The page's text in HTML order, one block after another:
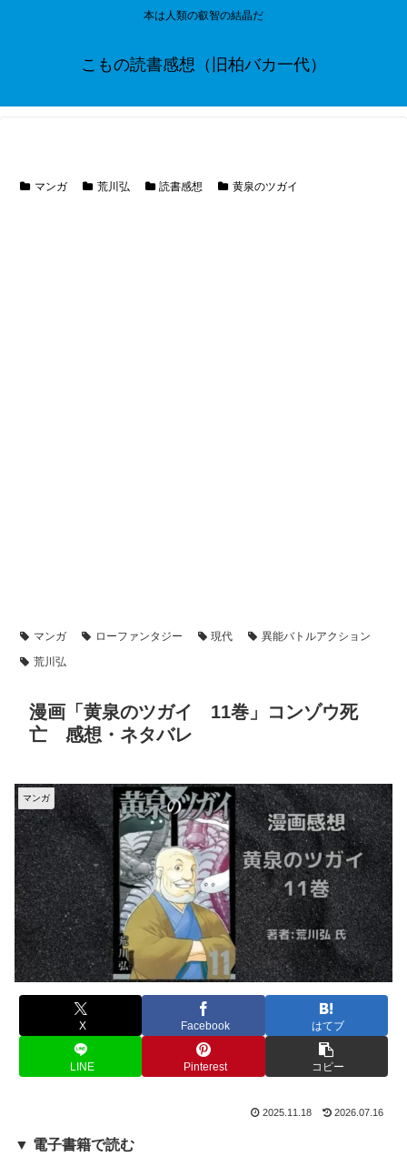
本は人類の叡智の結晶だ
こもの読書感想（旧柏バカ一代）
マンガ 荒川弘 読書感想 黄泉のツガイ
マンガ ローファンタジー 現代
異能バトルアクション
荒川弘
漫画「黄泉のツガイ 11巻」コンゾウ死
亡 感想・ネタバレ
マンガ
X Facebook はてブ
LINE Pinterest コピー
2025.11.18 2026.07.16
▼ 電子書籍で読む